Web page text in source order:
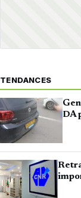
TENDANCES
DA